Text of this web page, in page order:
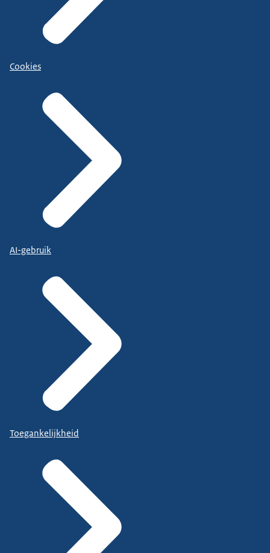
Cookies
AI-gebruik
Toegankelijkheid